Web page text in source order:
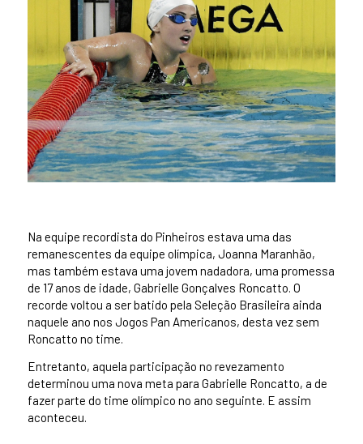
Na equipe recordista do Pinheiros estava uma das
remanescentes da equipe olímpica, Joanna Maranhão,
mas também estava uma jovem nadadora, uma promessa
de 17 anos de idade, Gabrielle Gonçalves Roncatto. O
recorde voltou a ser batido pela Seleção Brasileira ainda
naquele ano nos Jogos Pan Americanos, desta vez sem
Roncatto no time.
Entretanto, aquela participação no revezamento
determinou uma nova meta para Gabrielle Roncatto, a de
fazer parte do time olímpico no ano seguinte. E assim
aconteceu.